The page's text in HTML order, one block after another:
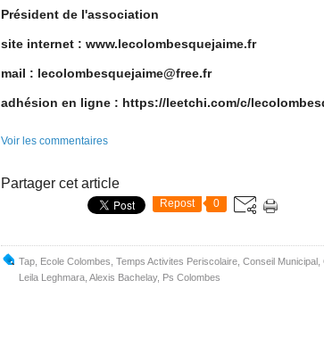
Président de l'association
site internet : www.lecolombesquejaime.fr
mail : lecolombesquejaime@free.fr
adhésion en ligne : https://leetchi.com/c/
Voir les commentaires
Partager cet article
Repost 0
Tap Ecole Colombes Temps Activites Periscolaire Conseil Municipal
Leila Leghmara Alexis Bachelay, Ps Colombes